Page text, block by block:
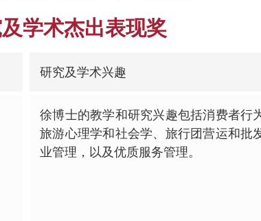
学术杰出表现奖
研究及学术兴趣
徐博士的教学和研究兴趣包括消费者行
旅游心理学和社会学、旅行团营运和批
业管理，以及优质服务管理。